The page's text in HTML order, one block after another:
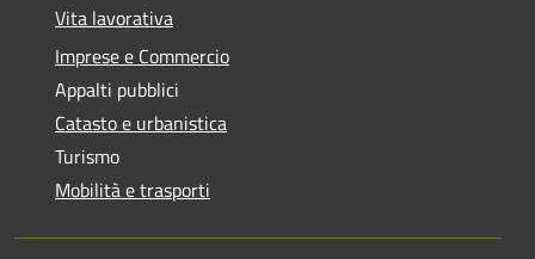
Vita lavorativa
Imprese e Commercio
Appalti pubblici
Catasto e urbanistica
Turismo
Mobilità e trasporti